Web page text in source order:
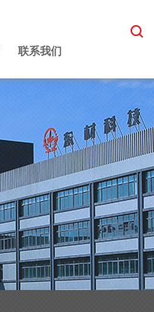
联系我们